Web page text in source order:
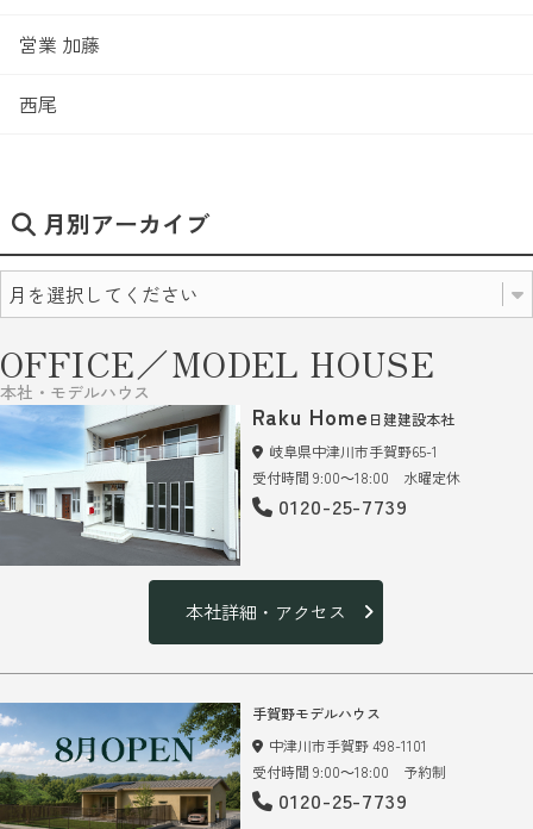
営業 加藤
西尾
月別アーカイブ
OFFICE／MODEL HOUSE
本社・モデルハウス
Raku Home 日建建設本社
岐阜県中津川市手賀野65-1
受付時間 9:00～18:00 水曜定休
0120-25-7739
本社詳細・アクセス
手賀野モデルハウス
中津川市手賀野 498-1101
受付時間 9:00～18:00 予約制
0120-25-7739